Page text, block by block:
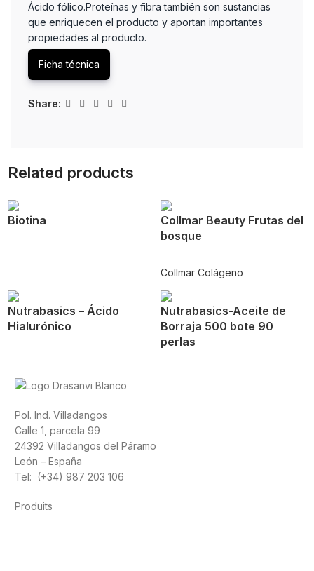
Ácido fólico.Proteínas y fibra también son sustancias
que enriquecen el producto y aportan importantes
propiedades al producto.
Ficha técnica
Share:
Related products
Biotina
Collmar Beauty Frutas del
bosque
Collmar Colágeno
Nutrabasics – Ácido
Hialurónico
Nutrabasics-Aceite de
Borraja 500 bote 90
perlas
Pol. Ind. Villadangos
Calle 1, parcela 99
24392 Villadangos del Páramo
León – España
Tel: (+34) 987 203 106
Produits